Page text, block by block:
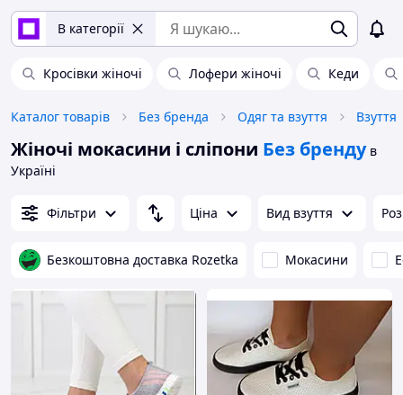
В категорії
Кросівки жіночі Лофери жіночі Кеди
Каталог товарів Без бренда Одяг та взуття Взуття
Жіночі мокасини і сліпони Без бренду в
Україні
Фільтри Ціна Вид взуття
Безкоштовна доставка Rozetka Мокасини